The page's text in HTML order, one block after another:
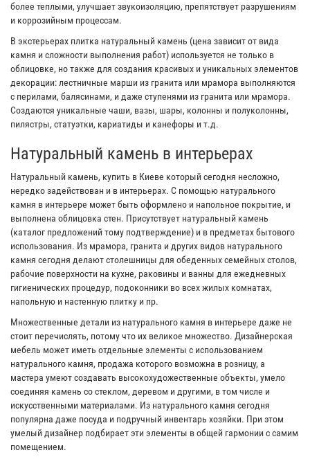
более теплыми, улучшает звукоизоляцию, препятствует разрушениям
и коррозийным процессам.
В экстерьерах плитка натуральный камень (цена зависит от вида
камня и сложности выполнения работ) используется не только в
облицовке, но также для создания красивых и уникальных элементов
декорации: лестничные марши из гранита или мрамора выполняются
с перилами, балясинами, и даже ступенями из гранита или мрамора.
Создаются уникальные чаши, вазы, шары, колонны и полуколонны,
пилястры, статуэтки, кариатиды и канефоры и т.д.
Натуральный камень в интерьерах
Натуральный камень, купить в Киеве который сегодня несложно,
нередко задействован и в интерьерах. С помощью натурального
камня в интерьере может быть оформлено и напольное покрытие, и
выполнена облицовка стен. Присутствует натуральный камень
(каталог предложений тому подтверждение) и в предметах бытового
использования. Из мрамора, гранита и других видов натурального
камня сегодня делают столешницы для обеденных семейных столов,
рабочие поверхности на кухне, раковины и ванны для ежедневных
гигиенических процедур, подоконники во всех жилых комнатах,
напольную и настенную плитку и пр.
Множественные детали из натурального камня в интерьере даже не
стоит перечислять, потому что их великое множество. Дизайнерская
мебель может иметь отдельные элементы с использованием
натурального камня, продажа которого возможна в розницу, а
мастера умеют создавать высокохудожественные объекты, умело
соединяя камень со стеклом, деревом и другими, в том числе и
искусственными материалами. Из натурального камня сегодня
популярна даже посуда и подручный инвентарь хозяйки. При этом
умелый дизайнер подбирает эти элементы в общей гармонии с самим
помещением.